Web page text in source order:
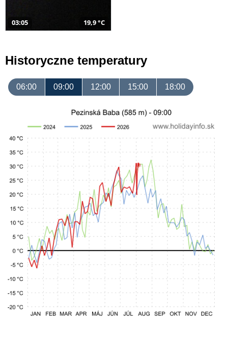
03:05 19,9 °C
Historyczne temperatury
06:00 09:00 12:00 15:00 18:00